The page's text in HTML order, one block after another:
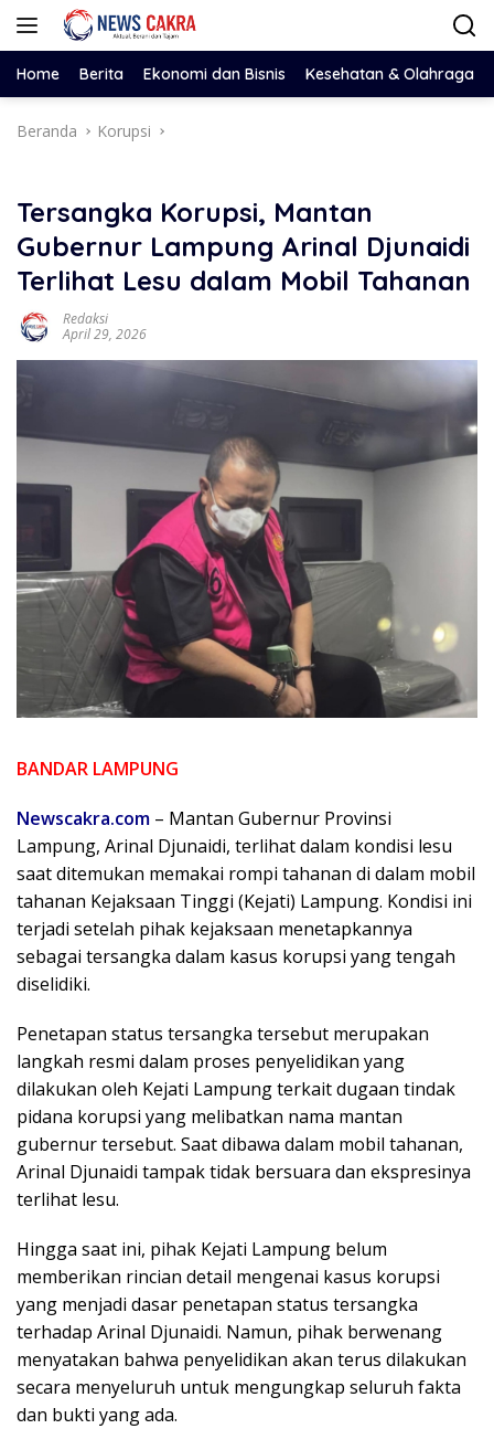
Langsung
Home Berita Ekonomi dan Bisnis Kesehatan & Olahraga
Beranda Korupsi
Tersangka Korupsi, Mantan
Gubernur Lampung Arinal Djunaidi
Terlihat Lesu dalam Mobil Tahanan
Redaksi
April 29, 2026
BANDAR LAMPUNG
Newscakra.com – Mantan Gubernur Provinsi
Lampung, Arinal Djunaidi, terlihat dalam kondisi lesu
saat ditemukan memakai rompi tahanan di dalam mobil
tahanan Kejaksaan Tinggi (Kejati) Lampung. Kondisi ini
terjadi setelah pihak kejaksaan menetapkannya
sebagai tersangka dalam kasus korupsi yang tengah
diselidiki.
Penetapan status tersangka tersebut merupakan
langkah resmi dalam proses penyelidikan yang
dilakukan oleh Kejati Lampung terkait dugaan tindak
pidana korupsi yang melibatkan nama mantan
gubernur tersebut. Saat dibawa dalam mobil tahanan,
Arinal Djunaidi tampak tidak bersuara dan ekspresinya
terlihat lesu.
Hingga saat ini, pihak Kejati Lampung belum
memberikan rincian detail mengenai kasus korupsi
yang menjadi dasar penetapan status tersangka
terhadap Arinal Djunaidi. Namun, pihak berwenang
menyatakan bahwa penyelidikan akan terus dilakukan
secara menyeluruh untuk mengungkap seluruh fakta
dan bukti yang ada.